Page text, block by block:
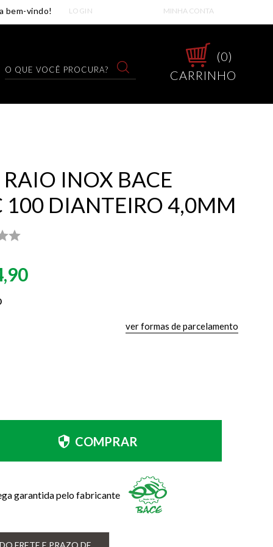
LOGIN MINHA CONTA
CARRINHO
0
INOX BACE
100 DIANTEIRO 4,0MM
ver formas de parcelamento
COMPRAR
garantida pelo fabricante